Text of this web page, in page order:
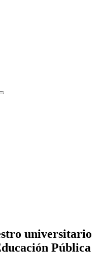
universitario
Pública